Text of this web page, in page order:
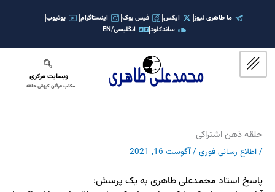
ما طاهری نیوز ایکس فیس بوک اینستاگرام
یوتیوب
ساندکلود
انگلیسی/EN
وبسایت مرکزی
مکتب عرفان کیهانی حلقه
حلقه ذهن اشتراکی
/اطلاع رسانی فوری /آگوست 16, 2021
پاسخ استاد محمدعلی طاهری به یک پرسش: